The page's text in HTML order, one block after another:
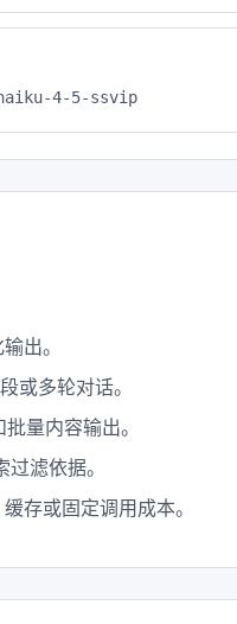
4-5-ssvip
出。
或多轮对话。
量内容输出。
滤依据。
存或固定调用成本。